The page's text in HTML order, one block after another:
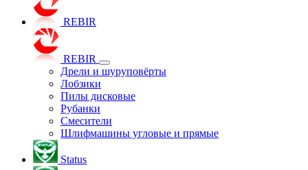
REBIR
REBIR
Дрели и шуруповёрты
Лобзики
Пилы дисковые
Рубанки
Смесители
Шлифмашины угловые и прямые
Status